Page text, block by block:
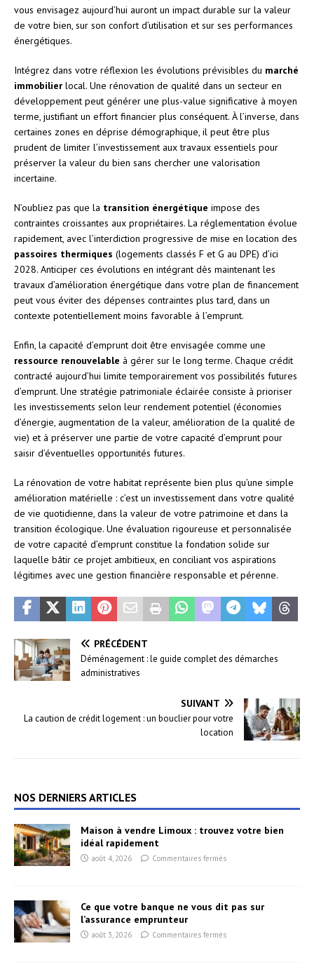
vous envisagez aujourd’hui auront un impact durable sur la valeur
de votre bien, sur son confort d’utilisation et sur ses performances
énergétiques.
Intégrez dans votre réflexion les évolutions prévisibles du marché
immobilier local. Une rénovation de qualité dans un secteur en
développement peut générer une plus-value significative à moyen
terme, justifiant un effort financier plus conséquent. À l’inverse, dans
certaines zones en déprise démographique, il peut être plus
prudent de limiter l’investissement aux travaux essentiels pour
préserver la valeur du bien sans chercher une valorisation
incertaine.
N’oubliez pas que la transition énergétique impose des
contraintes croissantes aux propriétaires. La réglementation évolue
rapidement, avec l’interdiction progressive de mise en location des
passoires thermiques (logements classés F et G au DPE) d’ici
2028. Anticiper ces évolutions en intégrant dès maintenant les
travaux d’amélioration énergétique dans votre plan de financement
peut vous éviter des dépenses contraintes plus tard, dans un
contexte potentiellement moins favorable à l’emprunt.
Enfin, la capacité d’emprunt doit être envisagée comme une
ressource renouvelable à gérer sur le long terme. Chaque crédit
contracté aujourd’hui limite temporairement vos possibilités futures
d’emprunt. Une stratégie patrimoniale éclairée consiste à prioriser
les investissements selon leur rendement potentiel (économies
d’énergie, augmentation de la valeur, amélioration de la qualité de
vie) et à préserver une partie de votre capacité d’emprunt pour
saisir d’éventuelles opportunités futures.
La rénovation de votre habitat représente bien plus qu’une simple
amélioration matérielle : c’est un investissement dans votre qualité
de vie quotidienne, dans la valeur de votre patrimoine et dans la
transition écologique. Une évaluation rigoureuse et personnalisée
de votre capacité d’emprunt constitue la fondation solide sur
laquelle bâtir ce projet ambitieux, en conciliant vos aspirations
légitimes avec une gestion financière responsable et pérenne.
PRÉCÉDENT
Déménagement : le guide complet des démarches
administratives
SUIVANT
La caution de crédit logement : un bouclier pour votre
location
NOS DERNIERS ARTICLES
Maison à vendre Limoux : trouvez votre bien
idéal rapidement
août 4, 2026 Commentaires fermés
Ce que votre banque ne vous dit pas sur
l’assurance emprunteur
août 3, 2026 Commentaires fermés